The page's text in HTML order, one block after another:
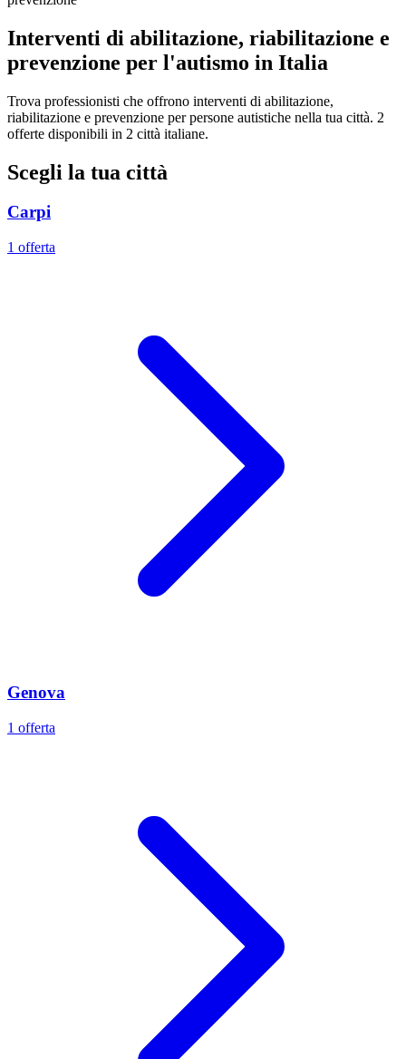
Interventi di abilitazione, riabilitazione e
prevenzione per l'autismo in Italia
Trova professionisti che offrono interventi di abilitazione,
riabilitazione e prevenzione per persone autistiche nella tua città. 2
offerte disponibili in 2 città italiane.
Scegli la tua città
Carpi
1 offerta
Genova
1 offerta